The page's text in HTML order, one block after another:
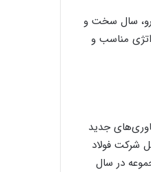
سال سخت و
مناسب و
جدید
شرکت فولاد
در سال